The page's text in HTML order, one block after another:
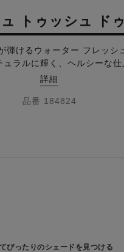
トゥッシュ ド
弾けるウォーター フレッシ
ラルに輝く、ヘルシーな仕
詳細
品番 184824
ぴったりのシェードを見つける